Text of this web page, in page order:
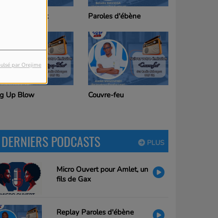
par Orejime
feu
Bonjour Ndougou
PLUS
DERNIERS PODCASTS
Micro Ouvert pour Amlet, un
fils de Gax
Replay Paroles d'ébène